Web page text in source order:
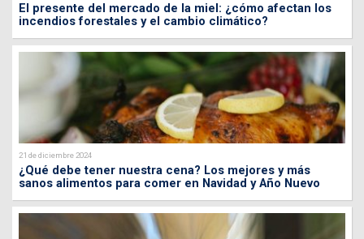
El presente del mercado de la miel: ¿cómo afectan los
incendios forestales y el cambio climático?
21 de diciembre 2024
¿Qué debe tener nuestra cena? Los mejores y más
sanos alimentos para comer en Navidad y Año Nuevo